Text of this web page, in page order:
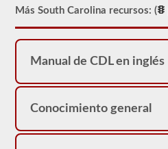
realidad
como
una
licencia.
obtener
CDL
sin
Más South Carolina recursos: (
Manual de CDL en inglés
Conocimiento general